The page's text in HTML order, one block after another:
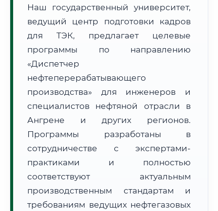
Расчет логистики оригиналов:
• Маршрут транзита:~1 820 км
• Экспресс-доставка СДЭК / Почтой:3–5 рабочих дней
📜 Документы и аккредитация ФИС ФРДО
🔍Нажмите на документ для увеличения и просмотра
Наш государственный университет,
ведущий центр подготовки кадров
для ТЭК, предлагает целевые
программы по направлению
«Диспетчер
нефтеперерабатывающего
производства» для инженеров и
специалистов нефтяной отрасли в
Ангрене и других регионов.
Программы разработаны в
сотрудничестве с экспертами-
практиками и полностью
соответствуют актуальным
производственным стандартам и
требованиям ведущих нефтегазовых